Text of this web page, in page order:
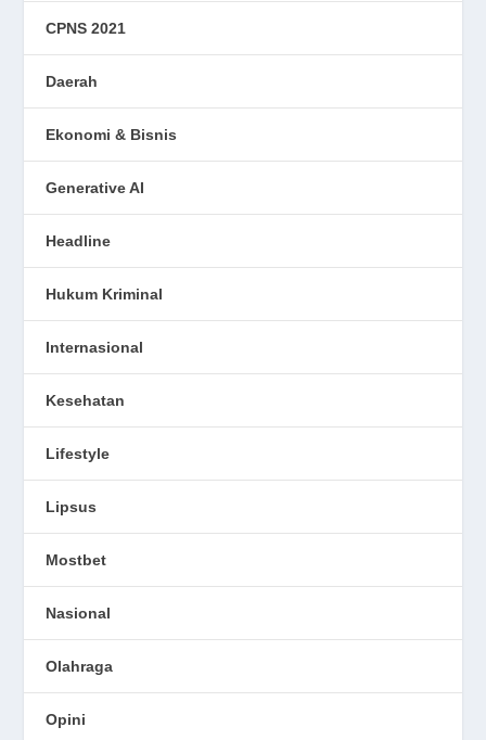
CPNS 2021
Daerah
Ekonomi & Bisnis
Generative AI
Headline
Hukum Kriminal
Internasional
Kesehatan
Lifestyle
Lipsus
Mostbet
Nasional
Olahraga
Opini